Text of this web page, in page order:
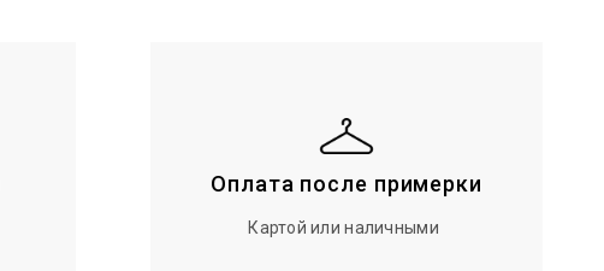
Оплата после примерки
Картой или наличными